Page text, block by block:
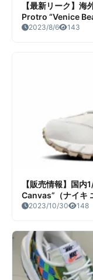
【最新リーク】
Protro “Venice
ニスビーチ）リー
2023/8/6 143
【販売情報】国
Canvas”（ナイキ
価/店舗まとめ
2023/10/30 148